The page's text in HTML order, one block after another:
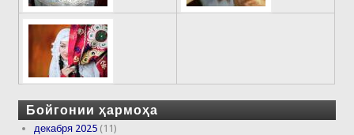
Бойгонии ҳармоҳа
декабря 2025 (11)